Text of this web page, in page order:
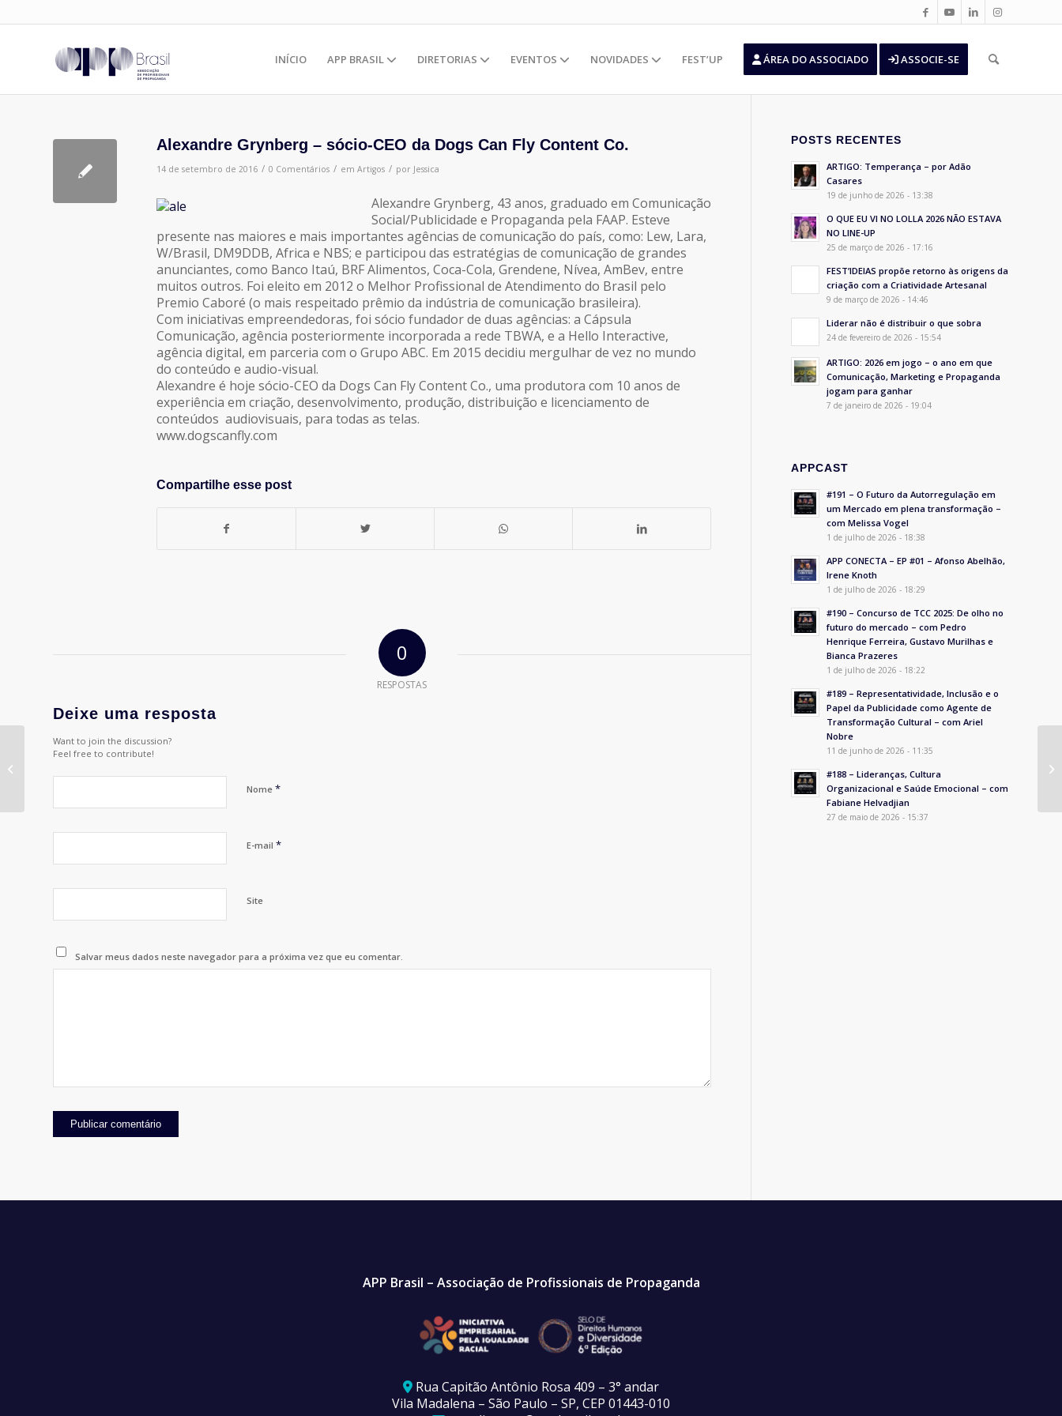
INÍCIO APP BRASIL DIRETORIAS EVENTOS NOVIDADES FEST’UP ÁREA DO ASSOCIADO ASSOCIE-SE
Alexandre Grynberg – sócio-CEO da Dogs Can Fly Content Co.
14 de setembro de 2016 / 0 Comentários / em Artigos / por Jessica
Alexandre Grynberg, 43 anos, graduado em Comunicação
Social/Publicidade e Propaganda pela FAAP. Esteve
presente nas maiores e mais importantes agências de comunicação do país, como: Lew, Lara,
W/Brasil, DM9DDB, Africa e NBS; e participou das estratégias de comunicação de grandes
anunciantes, como Banco Itaú, BRF Alimentos, Coca-Cola, Grendene, Nívea, AmBev, entre
muitos outros. Foi eleito em 2012 o Melhor Profissional de Atendimento do Brasil pelo
Premio Caboré (o mais respeitado prêmio da indústria de comunicação brasileira).
Com iniciativas empreendedoras, foi sócio fundador de duas agências: a Cápsula
Comunicação, agência posteriormente incorporada a rede TBWA, e a Hello Interactive,
agência digital, em parceria com o Grupo ABC. Em 2015 decidiu mergulhar de vez no mundo
do conteúdo e audio-visual.
Alexandre é hoje sócio-CEO da Dogs Can Fly Content Co., uma produtora com 10 anos de
experiência em criação, desenvolvimento, produção, distribuição e licenciamento de
conteúdos audiovisuais, para todas as telas.
www.dogscanfly.com
Compartilhe esse post
0
RESPOSTAS
Deixe uma resposta
Want to join the discussion?
Feel free to contribute!
Nome *
E-mail *
Site
Salvar meus dados neste navegador para a próxima vez que eu comentar.
POSTS RECENTES
ARTIGO: Temperança – por Adão
Casares
19 de junho de 2026 - 13:38
O QUE EU VI NO LOLLA 2026 NÃO ESTAVA
NO LINE-UP
25 de março de 2026 - 17:16
FEST’IDEIAS propõe retorno às origens da
criação com a Criatividade Artesanal
9 de março de 2026 - 14:46
Liderar não é distribuir o que sobra
24 de fevereiro de 2026 - 15:54
ARTIGO: 2026 em jogo – o ano em que
Comunicação, Marketing e Propaganda
jogam para ganhar
7 de janeiro de 2026 - 19:04
APPCAST
#191 – O Futuro da Autorregulação em
um Mercado em plena transformação –
com Melissa Vogel
1 de julho de 2026 - 18:38
APP CONECTA – EP #01 – Afonso Abelhão,
Irene Knoth
1 de julho de 2026 - 18:29
#190 – Concurso de TCC 2025: De olho no
futuro do mercado – com Pedro
Henrique Ferreira, Gustavo Murilhas e
Bianca Prazeres
1 de julho de 2026 - 18:22
#189 – Representatividade, Inclusão e o
Papel da Publicidade como Agente de
Transformação Cultural – com Ariel
Nobre
11 de junho de 2026 - 11:35
#188 – Lideranças, Cultura
Organizacional e Saúde Emocional – com
Fabiane Helvadjian
27 de maio de 2026 - 15:37
APP Brasil – Associação de Profissionais de Propaganda
Rua Capitão Antônio Rosa 409 – 3° andar
Vila Madalena – São Paulo – SP, CEP 01443-010
Felipe Ramirez Lakhovsky –